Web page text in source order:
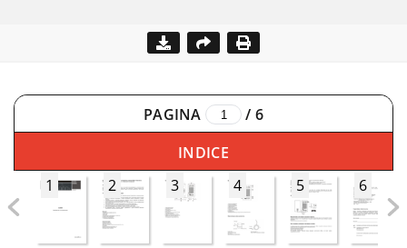
PAGINA / 6
INDICE
1
2 3 4 5 6